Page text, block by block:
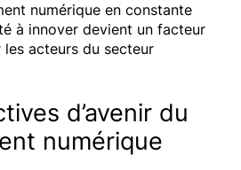
numérique en constante
à innover devient un facteur
acteurs du secteur
d’avenir du
numérique